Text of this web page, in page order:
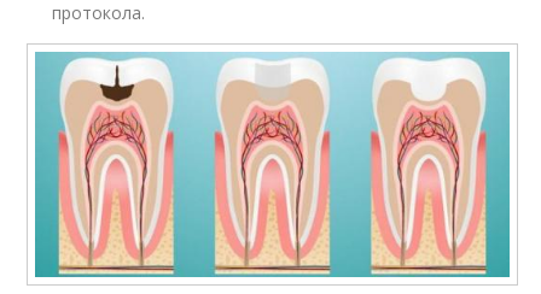
протокола.